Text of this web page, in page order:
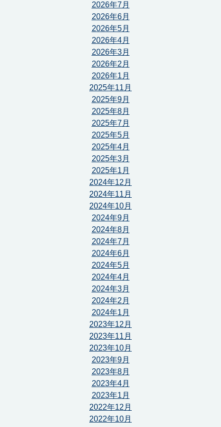
2026年7月
2026年6月
2026年5月
2026年4月
2026年3月
2026年2月
2026年1月
2025年11月
2025年9月
2025年8月
2025年7月
2025年5月
2025年4月
2025年3月
2025年1月
2024年12月
2024年11月
2024年10月
2024年9月
2024年8月
2024年7月
2024年6月
2024年5月
2024年4月
2024年3月
2024年2月
2024年1月
2023年12月
2023年11月
2023年10月
2023年9月
2023年8月
2023年4月
2023年1月
2022年12月
2022年10月